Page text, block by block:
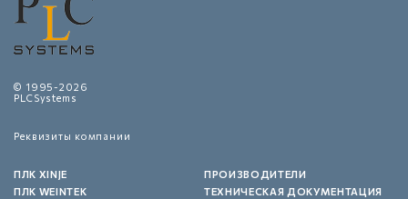
© 1995-2026
PLCSystems
Реквизиты компании
ПЛК XINJE
ПЛК WEINTEK
ПРОИЗВОДИТЕЛИ
ТЕХНИЧЕСКАЯ ДОКУМЕНТАЦИЯ